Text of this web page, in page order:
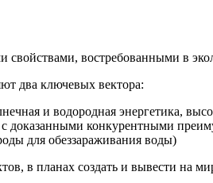
востребованными в
два ключевых вектора:
и водородная энергетика,
доказанными конкурентными
для обеззараживания воды)
в планах создать и вывести на